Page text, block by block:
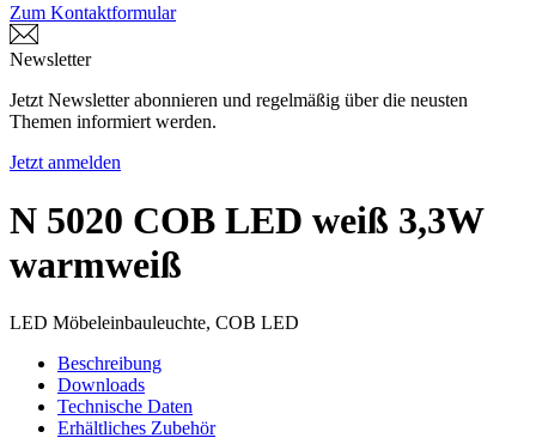
Zum Kontaktformular
Newsletter
Jetzt Newsletter abonnieren und regelmäßig über die neusten
Themen informiert werden.
Jetzt anmelden
N 5020 COB LED weiß 3,3W
warmweiß
LED Möbeleinbauleuchte, COB LED
Beschreibung
Downloads
Technische Daten
Erhältliches Zubehör